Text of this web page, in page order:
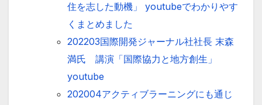
住を志した動機」 youtubeでわかりやす
くまとめました
202203国際開発ジャーナル社社長 末森
満氏 講演「国際協力と地方創生」
youtube
202004アクティブラーニングにも通じ